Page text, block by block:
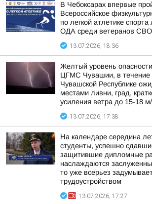
В Чебоксарах впервые
Всероссийское
по легкой атлетике
ОДА среди ветеранов СВО
13.07.2026, 18:36
Желтый уровень
ЦГМС Чувашии, в течение
Чувашской Республике
местами ливни, град,
усиления ветра до 15-18
13.07.2026, 17:38
На календаре середина
студенты, успешно
защитившие дипломные
наслаждаются
то уже всерьез
трудоустройством
13.07.2026, 17:27